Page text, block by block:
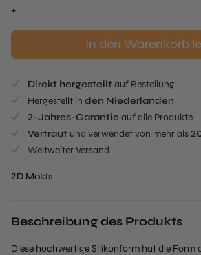
Tuille
+
In den Warenkorb
Direkt hergestelltauf Bestellung
Hergestellt in den Niederlanden
2-Jahres-Garantie auf alle Produkte
Vertraut und verwendet von mehr als
Weltweiter Versand
2D Molds
Beschreibung des Produkts
Diese hochwertige Silikonform hat die Form